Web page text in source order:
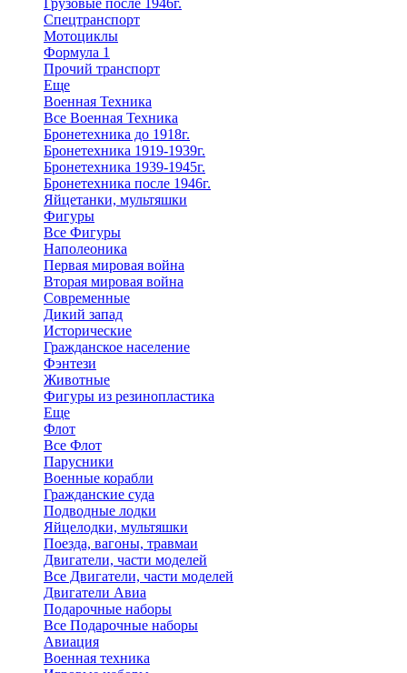
Грузовые после 1946г.
Спецтранспорт
Мотоциклы
Формула 1
Прочий транспорт
Еще
Военная Техника
Все Военная Техника
Бронетехника до 1918г.
Бронетехника 1919-1939г.
Бронетехника 1939-1945г.
Бронетехника после 1946г.
Яйцетанки, мультяшки
Фигуры
Все Фигуры
Наполеоника
Первая мировая война
Вторая мировая война
Современные
Дикий запад
Исторические
Гражданское население
Фэнтези
Животные
Фигуры из резинопластика
Еще
Флот
Все Флот
Парусники
Военные корабли
Гражданские суда
Подводные лодки
Яйцелодки, мультяшки
Поезда, вагоны, травмаи
Двигатели, части моделей
Все Двигатели, части моделей
Двигатели Авиа
Подарочные наборы
Все Подарочные наборы
Авиация
Военная техника